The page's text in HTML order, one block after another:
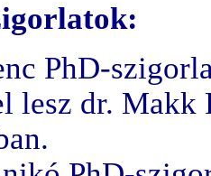
PhD-
lesz dr. Makk